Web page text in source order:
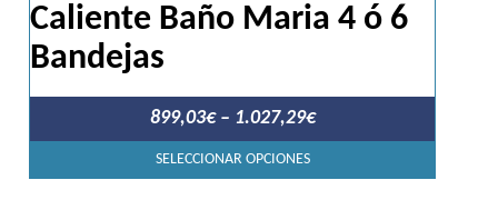
Caliente Baño Maria 4 ó 6
Bandejas
899,03€– 1.027,29€
SELECCIONAR OPCIONES